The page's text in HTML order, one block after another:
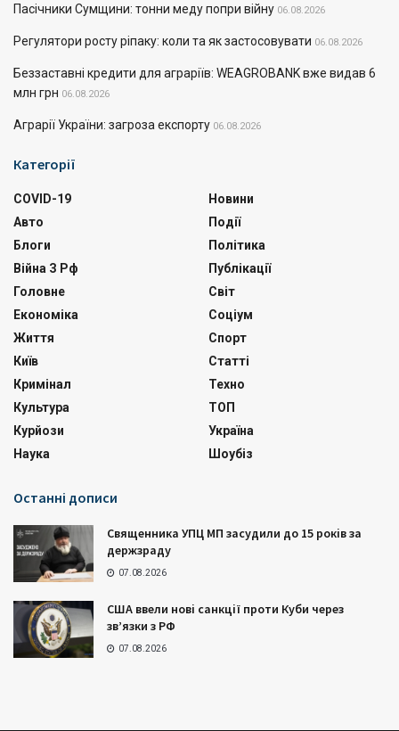
Пасічники Сумщини: тонни меду попри війну 06.08.2026
Регулятори росту ріпаку: коли та як застосовувати 06.08.2026
Беззаставні кредити для аграріїв: WEAGROBANK вже видав 6
млн грн 06.08.2026
Аграрії України: загроза експорту 06.08.2026
Категорії
COVID-19
Авто
Блоги
Війна З Рф
Головне
Економіка
Життя
Київ
Кримінал
Культура
Курйози
Наука
Новини
Події
Політика
Публікації
Світ
Соціум
Спорт
Статті
Техно
ТОП
Україна
Шоубіз
Останні дописи
Священника УПЦ МП засудили до 15 років за
держзраду
07.08.2026
США ввели нові санкції проти Куби через
зв’язки з РФ
07.08.2026